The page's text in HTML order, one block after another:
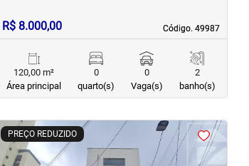
Código. 49987
Código. 49987
R$ 8.000,00
120,00 m²
Área principal
0
quarto(s)
0
Vaga(s)
2
banho(s)
PREÇO REDUZIDO
<<<